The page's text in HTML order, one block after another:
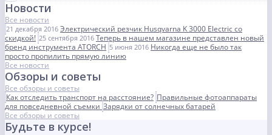
Новости
Все новости
21 декабря 2016 Электрический резчик Husqvarna K 3000 Electric со
скидкой! 25 сентября 2016 Теперь в нашем магазине представлен новый
бренд инструмента ATORCH 5 июня 2016 Никогда еще не было так
просто пропилить прямую линию
Все новости
Обзоры и советы
Все обзоры и советы
Как отследить транспорт на расстояние? Правильные фотоаппараты
для повседневной съемки Зарядки от солнечных батарей
Все обзоры и советы
Будьте в курсе!